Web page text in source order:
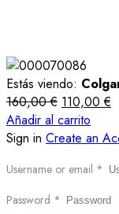
Estás viendo:
160,00€ 110,00€
Añadir al carrito
Sign in Create an
Username or email *
Password *